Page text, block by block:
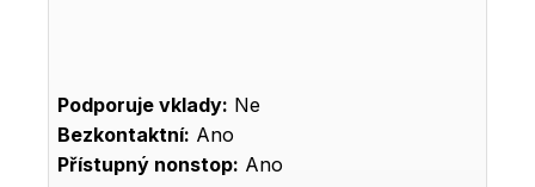
Podporuje vklady: Ne
Bezkontaktní: Ano
Přístupný nonstop: Ano